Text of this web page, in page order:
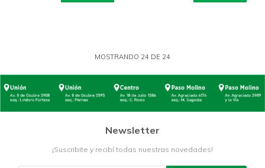
MOSTRANDO 24 DE 24
Newsletter
¡Suscribite y recibí todas nuestras novedades!